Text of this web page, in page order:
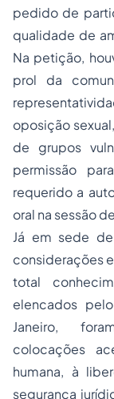
pedido de
qualidade de
Na petição,
prol da
oposição
de grupos
permissão
requerido a
oral na sessão
Já em sede
considerações
total
elencados
Janeiro,
colocações
humana, à
segurança